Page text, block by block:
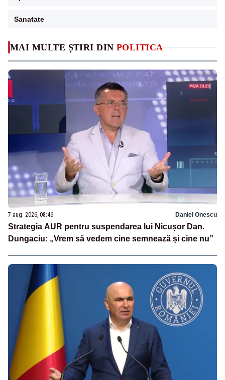
MAI MULTE ȘTIRI DIN POLITICA
7 aug. 2026, 08:46 Daniel Onescu
Strategia AUR pentru suspendarea lui Nicușor Dan.
Dungaciu: „Vrem să vedem cine semnează și cine nu”
Sanatate